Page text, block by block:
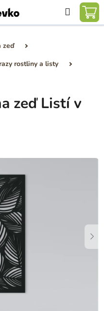
Hledat
zeď
rostliny a listy
zeď Listí v